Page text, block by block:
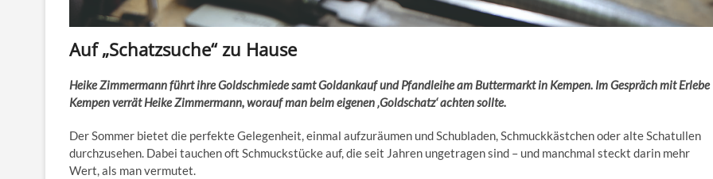
Auf „Schatzsuche“ zu Hause
Heike Zimmermann führt ihre Goldschmiede samt Goldankauf und Pfandleihe am Buttermarkt in Kempen. Im Gespräch mit Erlebe
Kempen verrät Heike Zimmermann, worauf man beim eigenen ‚Goldschatz‘ achten sollte.
Der Sommer bietet die perfekte Gelegenheit, einmal aufzuräumen und Schubladen, Schmuckkästchen oder alte Schatullen
durchzusehen. Dabei tauchen oft Schmuckstücke auf, die seit Jahren ungetragen sind – und manchmal steckt darin mehr
Wert, als man vermutet.